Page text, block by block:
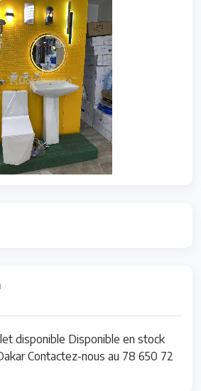
disponible Disponible en stock
Contactez-nous au 78 650 72